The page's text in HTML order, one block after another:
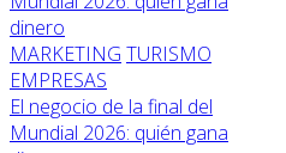
MARKETING TURISMO
EMPRESAS
El negocio de la final del
Mundial 2026: quién gana